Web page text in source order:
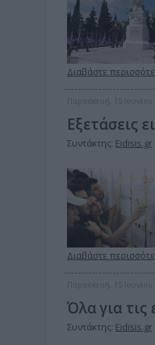
Διαβάστε
Παρασκευή, 15 Ιουνίου
Εξετάσεις
Συντάκτης: Eidisis.gr
Διαβάστε
Παρασκευή, 15 Ιουνίου
Όλα για τις
Συντάκτης: Eidisis.gr